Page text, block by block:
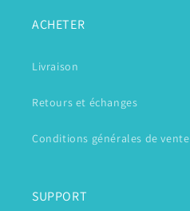
ACHETER
Livraison
Retours et échanges
Conditions générales de vente
SUPPORT